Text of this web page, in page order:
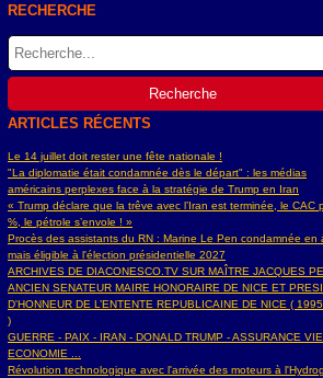
RECHERCHE
ARTICLES RÉCENTS
Le 14 juillet doit rester une fête nationale !
"La diplomatie était condamnée dès le départ" : les médias
américains perplexes face à la stratégie de Trump en Iran
« Trump déclare que la trêve avec l’Iran est terminée, le CAC
%, le pétrole s’envole ! »
Procès des assistants du RN : Marine Le Pen condamnée en
mais éligible à l'élection présidentielle 2027
ARCHIVES DE DIACONESCO.TV SUR MAÎTRE JACQUES
ANCIEN SENATEUR MAIRE HONORAIRE DE NICE ET
D'HONNEUR DE L’ENTENTE REPUBLICAINE DE NICE (
)
GUERRE - PAIX - IRAN - DONALD TRUMP - ASSURANCE
ECONOMIE ...
Révolution technologique avec l'arrivée des moteurs à